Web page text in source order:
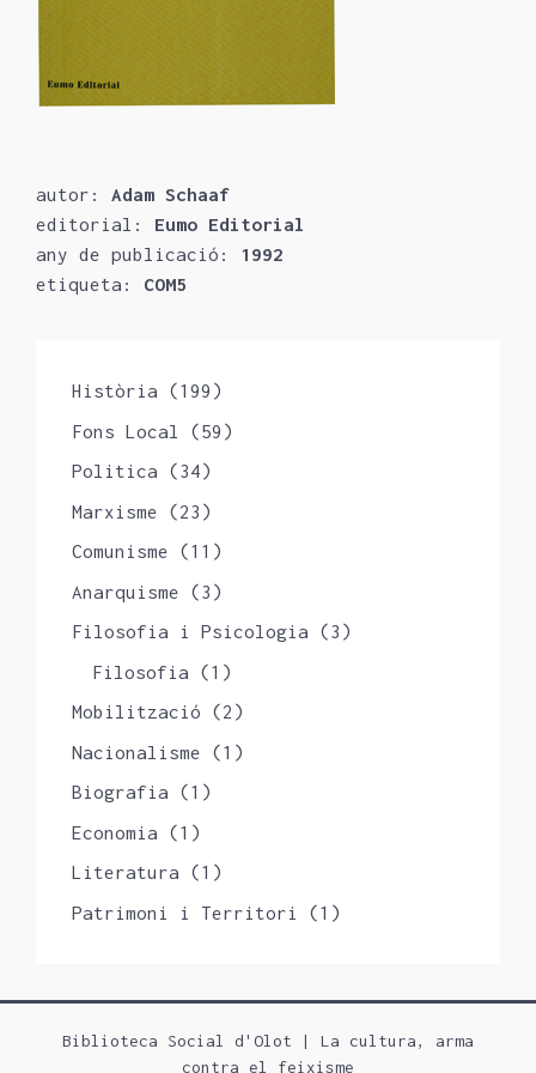
autor: Adam Schaaf
editorial: Eumo Editorial
any de publicació: 1992
etiqueta: COM5
Història (199)
Fons Local
(59)
Politica (34)
Marxisme (23)
Comunisme (11)
Anarquisme (3)
Filosofia i Psicologia (3)
Filosofia (1)
Mobilització (2)
Nacionalisme (1)
Biografia (1)
Economia (1)
Literatura (1)
Patrimoni i Territori
(1)
Biblioteca Social d'Olot | La cultura, arma
contra el feixisme